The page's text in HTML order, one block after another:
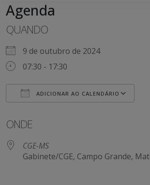
Agenda
QUANDO
9 de outubro de 2024
07:30 - 17:30
ADICIONAR AO CALENDÁRIO
ONDE
CGE-MS
Gabinete/CGE, Campo Grande,